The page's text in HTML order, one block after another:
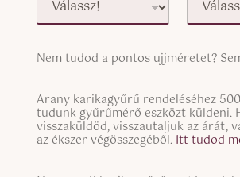
S
g
l
e
L
Nem tudod a pontos ujjméretet?
S
i
n
g
e
Arany karikagyűrű rendeléséhez
tudunk gyűrűmérő eszközt küldeni.
visszaküldöd, visszautaljuk az árát,
az ékszer végösszegéből. Itt tudod